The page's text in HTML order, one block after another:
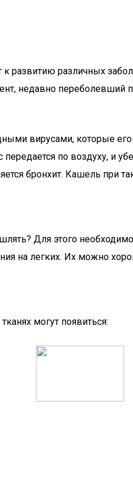
развитию различных
недавно переболевший
вирусами, которые
по воздуху, и
бронхит. Кашель при
Для этого
на легких. Их можно
могут появиться: